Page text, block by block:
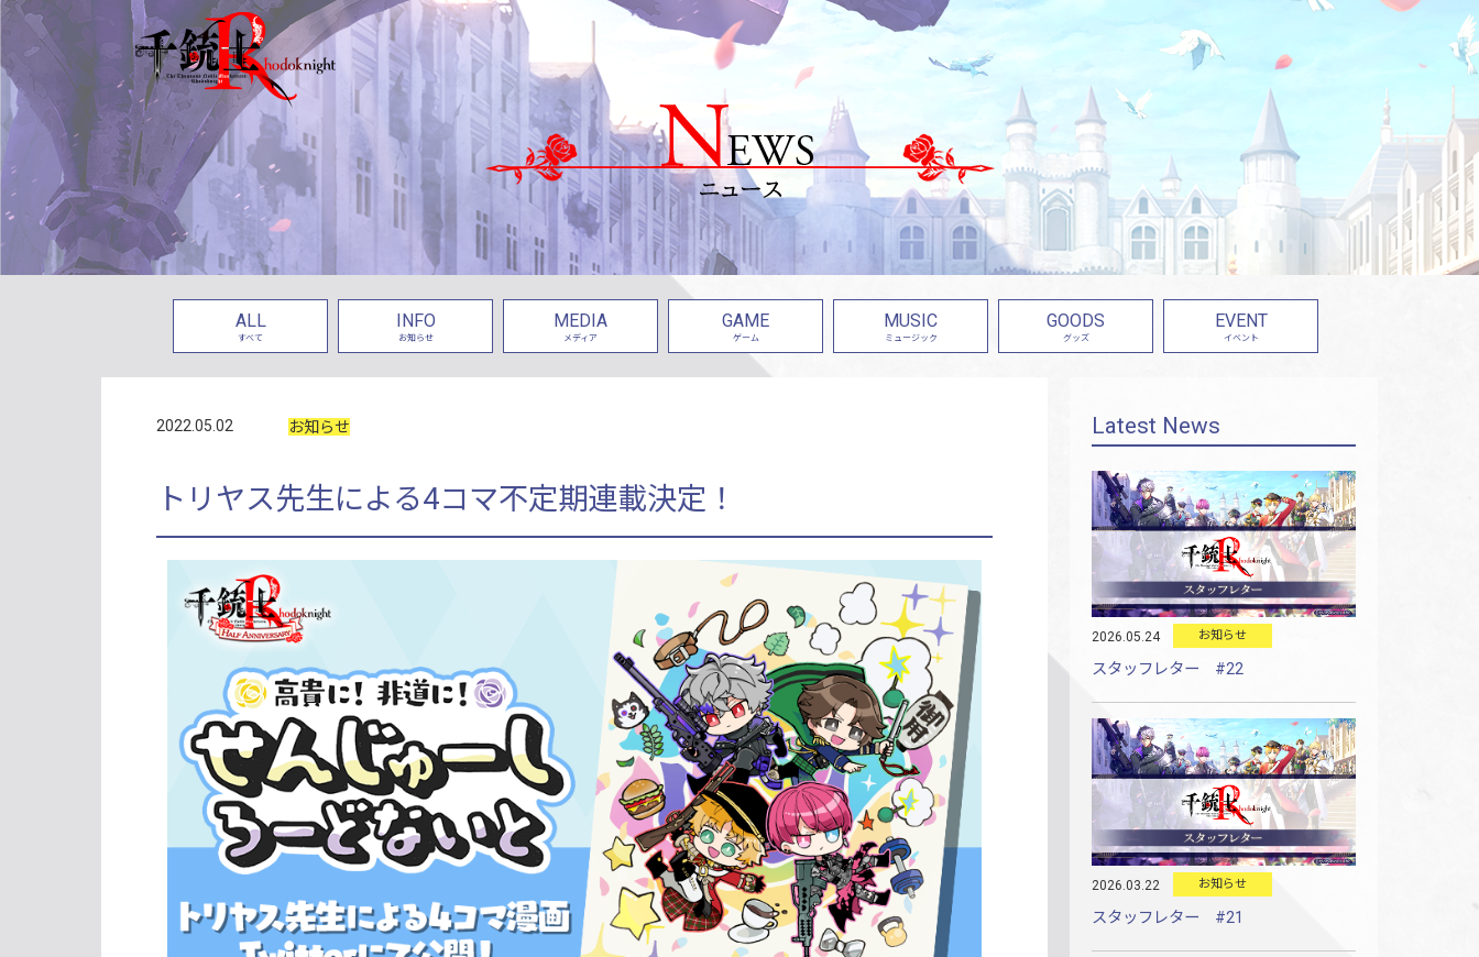
ALL
すべて
INFO
お知らせ
MEDIA
メディア
GAME
ゲーム
MUSIC
ミュージック
GOODS
グッズ
EVENT
イベント
2022.05.02 お知らせ
トリヤス先生による4コマ不定期連載決定！
Latest News
2026.05.24 お知らせ
スタッフレター #22
2026.03.22 お知らせ
スタッフレター #21